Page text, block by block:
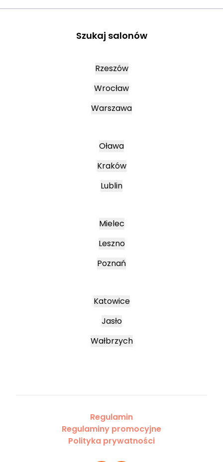
Szukaj salonów
Rzeszów
Wrocław
Warszawa
Oława
Kraków
Lublin
Mielec
Leszno
Poznań
Katowice
Jasło
Wałbrzych
Regulamin
Regulaminy promocyjne
Polityka prywatności